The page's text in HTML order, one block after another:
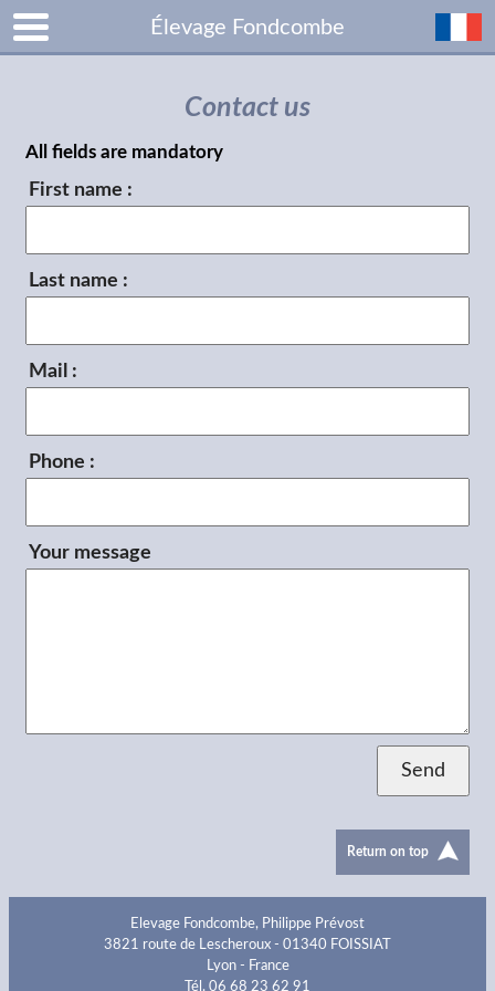
Contact us
All fields are mandatory
First name :
Last name :
Mail :
Phone :
Your message
Return on top
Elevage Fondcombe, Philippe Prévost
3821 route de Lescheroux - 01340 FOISSIAT
Lyon - France
Tél. 06 68 23 62 91
Élevage Fondcombe